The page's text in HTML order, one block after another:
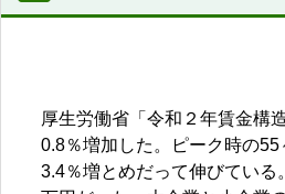
厚生労働省「令和２年賃金構
0.8％増加した。ピーク時の
3.4％増とめだって伸びてい